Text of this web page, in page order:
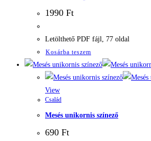
1990 Ft
Letölthető PDF fájl, 77 oldal
Kosárba teszem
View
Család
Mesés unikornis színező
690 Ft